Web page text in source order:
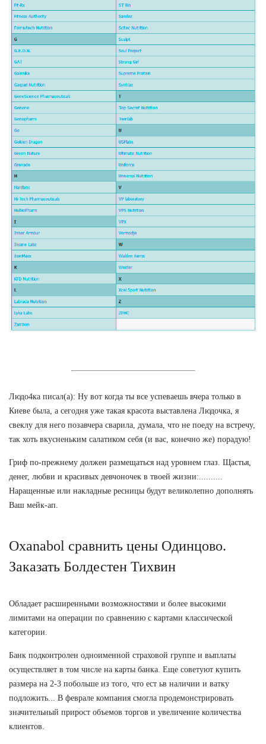
Людо4ка писал(а): Ну вот когда ты все успеваешь вчера только в
Киеве была, а сегодня уже такая красота выставлена Людочка, я
свеклу для него позавчера сварила, думала, что не поеду на встречу,
так хоть вкусненьким салатиком себя (и вас, конечно же) порадую!
Гриф по-прежнему должен размещаться над уровнем глаз. Щастья,
денег, любви и красивых девчоночек в твоей жизни:..........
Наращенные или накладные ресницы будут великолепно дополнять
Ваш мейк-ап.
Oxanabol сравнить цены Одинцово.
Заказать Болдестен Тихвин
Обладает расширенными возможностями и более высокими
лимитами на операции по сравнению с картами классической
категории.
Банк подконтролен одноименной страховой группе и выплаты
осуществляет в том числе на карты банка. Еще советуют купить
размера на 2-3 побольше из того, что ест ьв наличии и ватку
подложить... В феврале компания смогла продемонстрировать
значительный прирост объемов торгов и увеличение количества
клиентов.